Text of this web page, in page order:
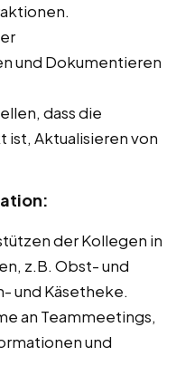
und Dokumentieren
dass die
ist, Aktualisieren von
der Kollegen in
z.B. Obst- und
und Käsetheke.
an Teammeetings,
und